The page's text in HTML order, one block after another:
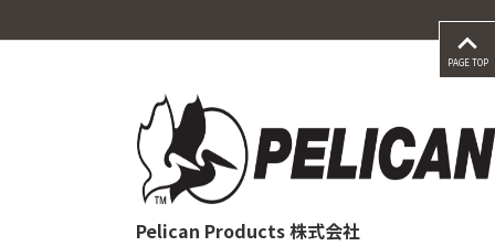
PAGE TOP
Pelican Products 株式会社